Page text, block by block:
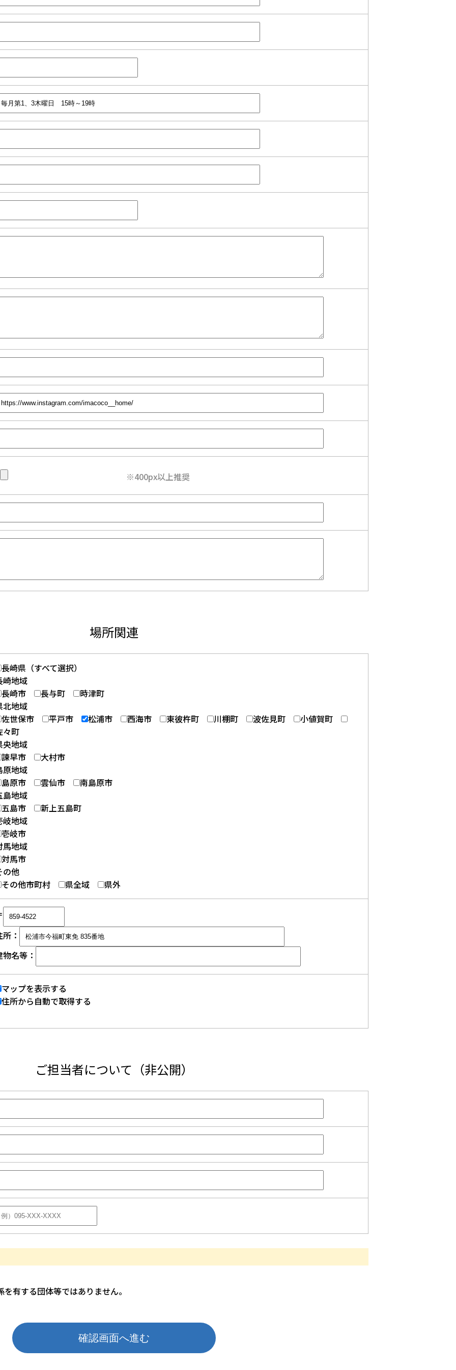
※400px以上推奨
場所関連
長崎県（すべて選択）
崎地域
長崎市
長与町
時津町
北地域
佐世保市
平戸市 松浦市 西海市 東彼杵町 川棚町 波佐見町
小値賀町
々町
央地域
諫早市
大村市
原地域
島原市
雲仙市
南島原市
島地域
五島市
新上五島町
岐地域
壱岐市
馬地域
対馬市
の他
その他市町村
県全域 県外
：
物名等：
マップを表示する
住所から自動で取得する
ご担当者について（非公開）
有する団体等ではありません。